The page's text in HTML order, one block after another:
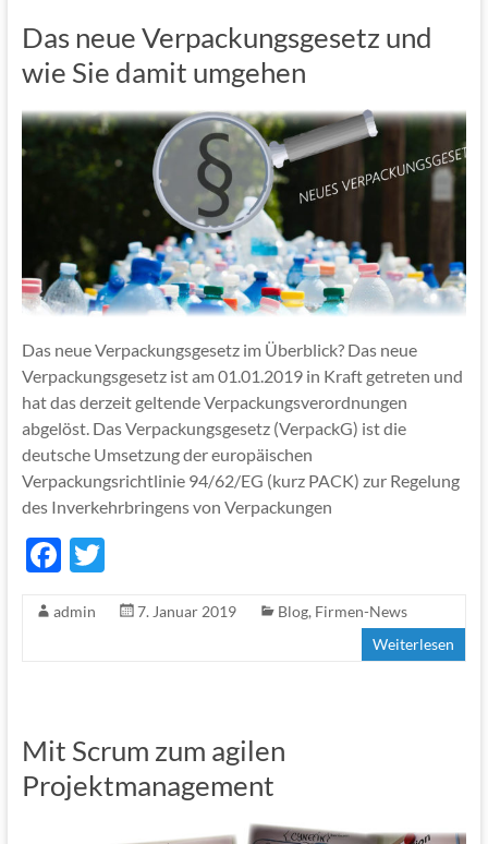
Das neue Verpackungsgesetz und
wie Sie damit umgehen
Das neue Verpackungsgesetz im Überblick? Das neue
Verpackungsgesetz ist am 01.01.2019 in Kraft getreten und
hat das derzeit geltende Verpackungsverordnungen
abgelöst. Das Verpackungsgesetz (VerpackG) ist die
deutsche Umsetzung der europäischen
Verpackungsrichtlinie 94/62/EG (kurz PACK) zur Regelung
des Inverkehrbringens von Verpackungen
F
e
k
T
itt
admin 7. Januar 2019 Blog, Firmen-News
Weiterlesen
Mit Scrum zum agilen
Projektmanagement